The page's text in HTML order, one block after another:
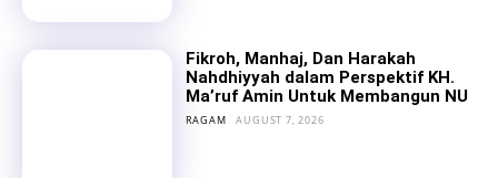
Fikroh, Manhaj, Dan Harakah
Nahdhiyyah dalam Perspektif KH.
Ma’ruf Amin Untuk Membangun NU
RAGAM AUGUST 7, 2026